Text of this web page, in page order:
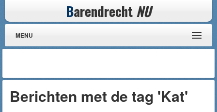
Barendrecht NU
MENU
Berichten met de tag 'Kat'